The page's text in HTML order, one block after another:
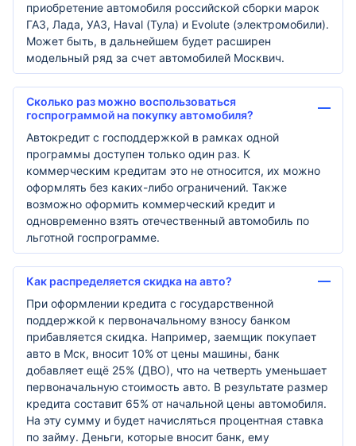
приобретение автомобиля российской сборки марок
ГАЗ, Лада, УАЗ, Haval (Тула) и Evolute (электромобили).
Может быть, в дальнейшем будет расширен
модельный ряд за счет автомобилей Москвич.
Сколько раз можно воспользоваться
госпрограммой на покупку автомобиля?
Автокредит с господдержкой в рамках одной
программы доступен только один раз. К
коммерческим кредитам это не относится, их можно
оформлять без каких-либо ограничений. Также
возможно оформить коммерческий кредит и
одновременно взять отечественный автомобиль по
льготной госпрограмме.
Как распределяется скидка на авто?
При оформлении кредита с государственной
поддержкой к первоначальному взносу банком
прибавляется скидка. Например, заемщик покупает
авто в Мск, вносит 10% от цены машины, банк
добавляет ещё 25% (ДВО), что на четверть уменьшает
первоначальную стоимость авто. В результате размер
кредита составит 65% от начальной цены автомобиля.
На эту сумму и будет начисляться процентная ставка
по займу. Деньги, которые вносит банк, ему